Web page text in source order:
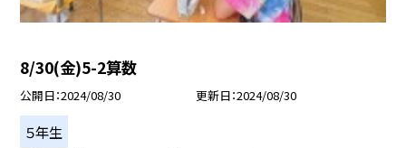
8/30(金)5-2算数
公開日 2024/08/30 更新日 2024/08/30
５年生